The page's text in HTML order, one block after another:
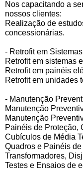
Nos capacitando a
nossos clientes:
Realização de
concessionárias.
- Retrofit em
Retrofit em sistemas
Retrofit em painéis
Retrofit em unidades
- Manutenção
Manutenção
Manutenção
Painéis de Proteção,
Cubículos de Média
Quadros e Painéis
Transformadores,
Testes e Ensaios de